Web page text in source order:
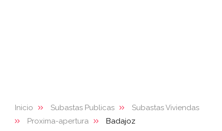
Inicio Subastas Publicas
Subastas Viviendas
Proxima-apertura
Badajoz